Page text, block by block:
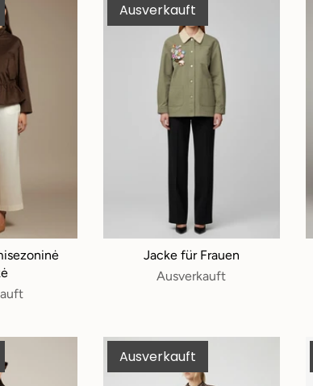
Ausverkauft
Jacke für Frauen
Ausverkauft
Ausverkauft